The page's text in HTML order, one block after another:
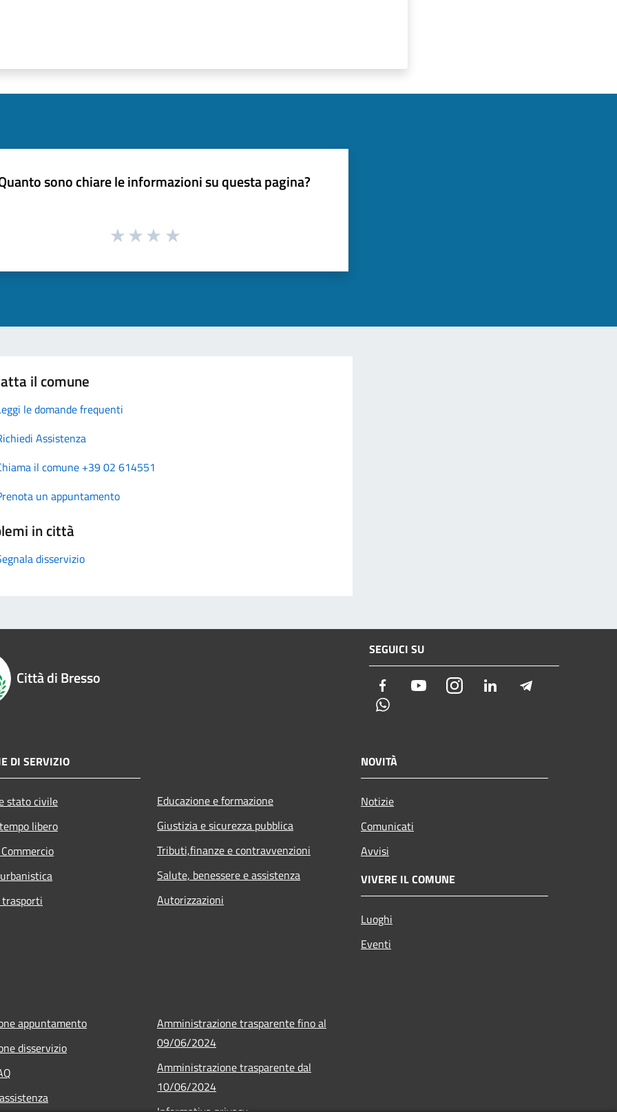
sono chiare le informazioni su questa pagina?
il comune
le domande frequenti
Assistenza
il comune +39 02 614551
un appuntamento
in città
disservizio
Città di Bresso
SEGUICI SU
Facebook YoutubeInstagramLinkedIn
DI SERVIZIO
stato civile
libero
Educazione e formazione
Giustizia e sicurezza pubblica
Tributi,finanze e contravvenzioni
Salute, benessere e assistenza
Autorizzazioni
NOVITÀ
Notizie
Comunicati
Avvisi
VIVERE IL COMUNE
Luoghi
Eventi
appuntamento
disservizio
Amministrazione trasparente fino al
09/06/2024
Amministrazione trasparente dal
10/06/2024